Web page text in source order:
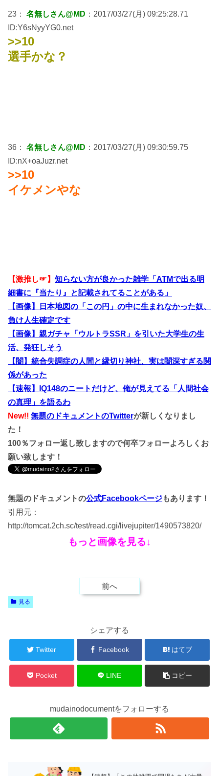
23： 名無しさん@MD ：2017/03/27(月) 09:25:28.71
ID:Y6sNyyYG0.net
>>10
選手かな？
36： 名無しさん@MD ：2017/03/27(月) 09:30:59.75
ID:nX+oaJuzr.net
>>10
イケメンやな
【激推し☞】 知らない方が良かった雑学「ATMで出る明
細書に『当たり』と記載されてることがある」
【画像】日本地図の「この円」の中に生まれなかった奴、
負け人生確定です
【画像】親ガチャ「ウルトラSSR」を引いた大学生の生
活、発狂しそう
【闇】統合失調症の人間と縁切り神社、実は闇深すぎる関
係があった
【速報】IQ148のニートだけど、俺が見えてる「人間社会
の真理」を語るわ
New!! 無題のドキュメントのTwitterが新しくなりまし
た！
100％フォロー返し致しますので何卒フォローよろしくお
願い致します！
無題のドキュメントの公式Facebookページもあります！
引用元：
http://tomcat.2ch.sc/test/read.cgi/livejupiter/1490573820/
もっと画像を見る↓
前へ
見る
シェアする
Twitter Facebook はてブ
Pocket LINE コピー
mudainodocumentをフォローする